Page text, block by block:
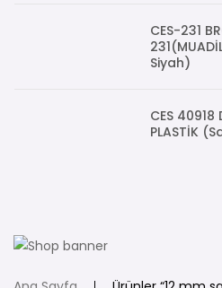
CES-231
Siyah)
CES 40918
PLASTİK